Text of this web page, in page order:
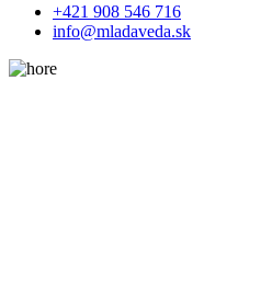
+421 908 546 716
info@mladaveda.sk